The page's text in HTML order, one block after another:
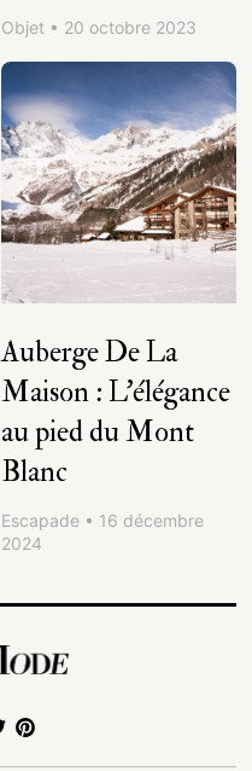
Objet • 20 octobre 2023
Auberge De La
Maison : L’élégance
au pied du Mont
Blanc
Escapade • 16 décembre
2024